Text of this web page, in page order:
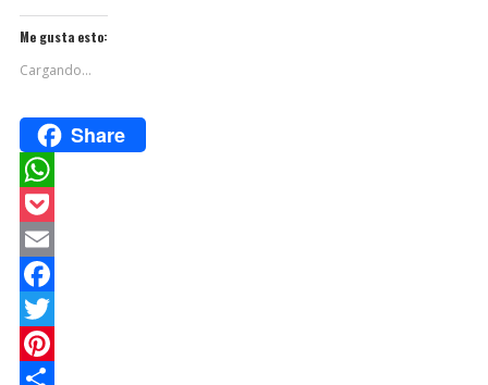
Me gusta esto:
Cargando...
Share
W
h
a
t
s
A
P
o
c
k
e
E
m
a
F
a
c
T
w
P